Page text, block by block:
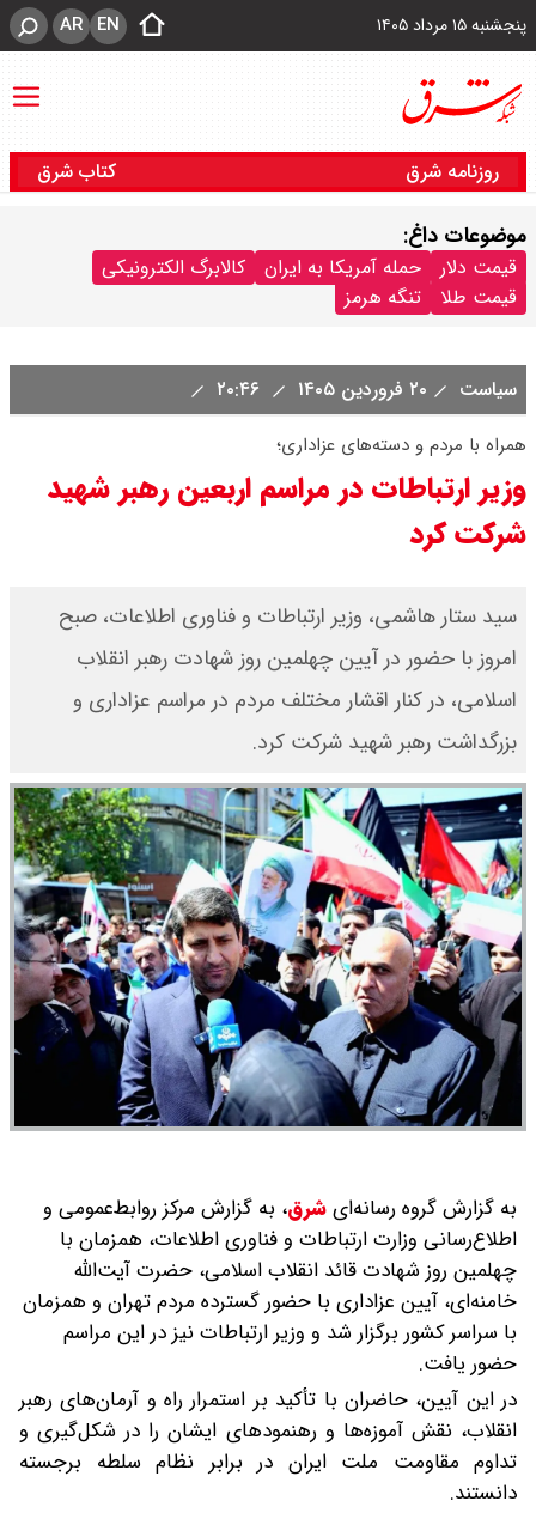
پنجشنبه ۱۵ مرداد ۱۴۰۵ EN
AR
روزنامه شرق کتاب شرق
موضوعات داغ:
قیمت دلار حمله آمریکا به ایران
کالابرگ الکترونیکی
قیمت طلا
تنگه هرمز
سیاست ۲۰ فروردین ۱۴۰۵
همراه با مردم و دسته‌های عزاداری؛
وزیر ارتباطات در مراسم اربعین رهبر شهید
شرکت کرد
​سید ستار هاشمی، وزیر ارتباطات و فناوری اطلاعات، صبح
امروز با حضور در آیین چهلمین روز شهادت رهبر انقلاب
اسلامی، در کنار اقشار مختلف مردم در مراسم عزاداری و
بزرگداشت رهبر شهید شرکت کرد.
به گزارش گروه رسانه‌ایشرق، به گزارش مرکز روابط‌عمومی و
اطلاع‌رسانی وزارت ارتباطات و فناوری اطلاعات، همزمان با
چهلمین روز شهادت قائد انقلاب اسلامی، حضرت آیت‌الله
خامنه‌ای، آیین عزاداری با حضور گسترده مردم تهران و همزمان
با سراسر کشور برگزار شد و وزیر ارتباطات نیز در این مراسم
حضور یافت.
در این آیین، حاضران با تأکید بر استمرار راه و آرمان‌های رهبر
انقلاب، نقش آموزه‌ها و رهنمودهای ایشان را در شکل‌گیری و
تداوم مقاومت ملت ایران در برابر نظام سلطه برجسته
دانستند.